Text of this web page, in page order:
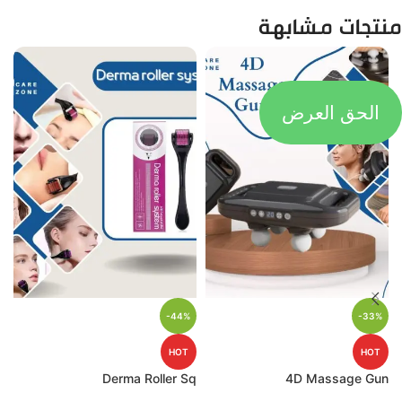
منتجات مشابهة
-33%
HOT
4D Massage Gun
-44%
HOT
Derma Roller Sq
الحق العرض